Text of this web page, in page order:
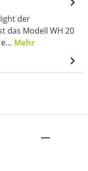
der
das Modell WH 20
e… Mehr